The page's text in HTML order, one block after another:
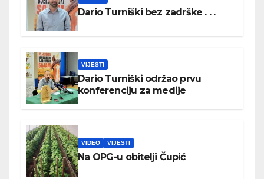
Dario Turniški bez zadrške . . .
VIJESTI
Dario Turniški održao prvu
konferenciju za medije
VIDEO VIJESTI
Na OPG-u obitelji Čupić